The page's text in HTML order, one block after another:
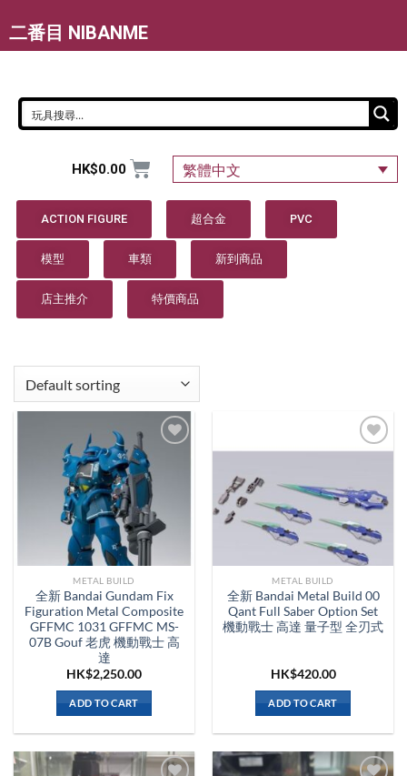
二番目 NIBANME
HK$0.00 繁體中文
ACTION FIGURE 超合金 PVC
模型 車類 新到商品
店主推介 特價商品
METAL BUILD
全新 Bandai Gundam Fix
Figuration Metal Composite
GFFMC 1031 GFFMC MS-
07B Gouf 老虎 機動戰士 高
達
HK$2,250.00
ADD TO CART
METAL BUILD
全新 Bandai Metal Build 00
Qant Full Saber Option Set
機動戰士 高達 量子型 全刃式
HK$420.00
ADD TO CART